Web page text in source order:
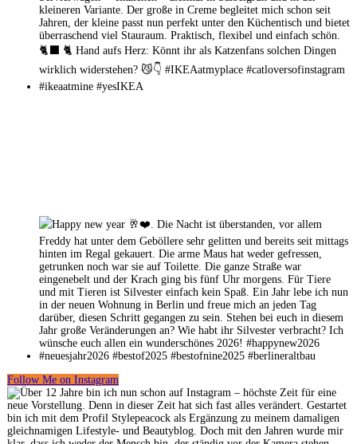
Follow Me on Instagram